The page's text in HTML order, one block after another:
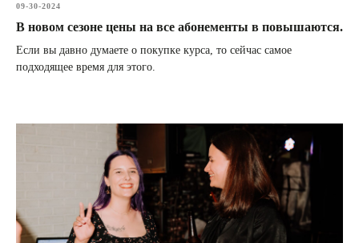
09-30-2024
В новом сезоне цены на все абонементы в повышаются.
Если вы давно думаете о покупке курса, то сейчас самое
подходящее время для этого.